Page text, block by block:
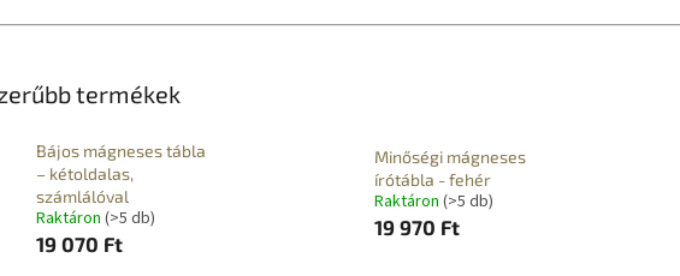
termékek
Bájos mágneses tábla
– kétoldalas,
számlálóval
Raktáron (>5 db)
19 070 Ft
Minőségi mágneses
írótábla - fehér
Raktáron (>5 db)
19 970 Ft